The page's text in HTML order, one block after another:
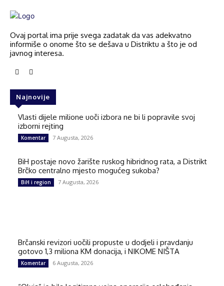
Ovaj portal ima prije svega zadatak da vas adekvatno
informiše o onome što se dešava u Distriktu a što je od
javnog interesa.
Najnovije
Vlasti dijele milione uoči izbora ne bi li popravile svoj
izborni rejting
Komentar 7 Augusta, 2026
BiH postaje novo žarište ruskog hibridnog rata, a Distrikt
Brčko centralno mjesto mogućeg sukoba?
BiH i region 7 Augusta, 2026
Brčanski revizori uočili propuste u dodjeli i pravdanju
gotovo 1,3 miliona KM donacija, i NIKOME NIŠTA
Komentar 6 Augusta, 2026